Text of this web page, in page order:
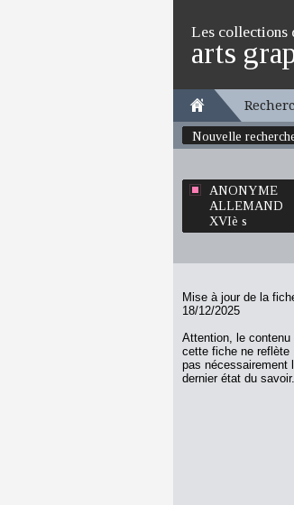
Les collections
arts
Nouvelle
ANONYME
ALLEMAND
XVIè s
Mise à jour de la
18/12/2025
Attention, le contenu
cette fiche ne reflète
pas nécessairement
dernier état du savoir.